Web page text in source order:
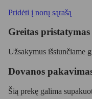
Pridėti į norų sąrašą
Greitas pristatymas
Užsakymus išsiunčiame
Dovanos
Šią prekę galima